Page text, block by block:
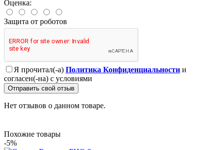
Оценка:
Защита от роботов
Я прочитал(-а) Политика Конфиденциальности и
согласен(-на) с условиями
Отправить свой отзыв
Нет отзывов о данном товаре.
Похожие товары
-5%